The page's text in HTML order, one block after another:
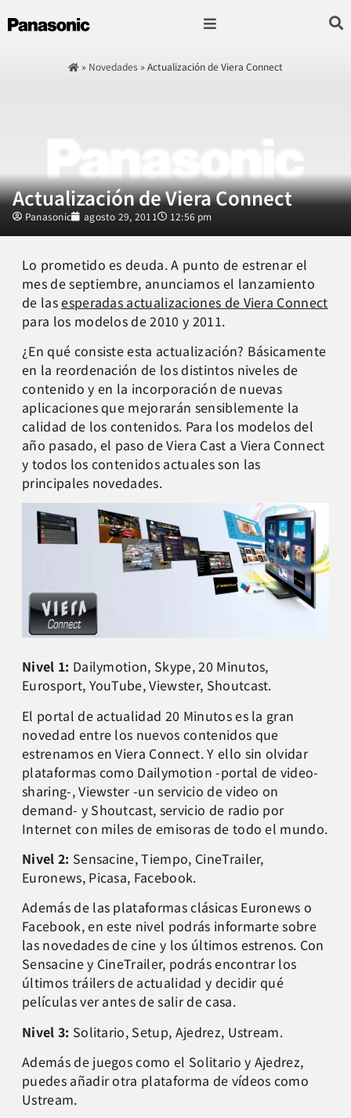
» Novedades »Actualización de Viera Connect
Actualización de Viera Connect
Panasonic agosto 29, 2011 12:56 pm
Lo prometido es deuda. A punto de estrenar el
mes de septiembre, anunciamos el lanzamiento
de lasesperadas actualizaciones de Viera Connect
para los modelos de 2010 y 2011.
¿En qué consiste esta actualización? Básicamente
en la reordenación de los distintos niveles de
contenido y en la incorporación de nuevas
aplicaciones que mejorarán sensiblemente la
calidad de los contenidos. Para los modelos del
año pasado, el paso de Viera Cast a Viera Connect
y todos los contenidos actuales son las
principales novedades.
Nivel 1: Dailymotion, Skype, 20 Minutos,
Eurosport, YouTube, Viewster, Shoutcast.
El portal de actualidad 20 Minutos es la gran
novedad entre los nuevos contenidos que
estrenamos en Viera Connect. Y ello sin olvidar
plataformas como Dailymotion -portal de video-
sharing-, Viewster -un servicio de video on
demand- y Shoutcast, servicio de radio por
Internet con miles de emisoras de todo el mundo.
Nivel 2: Sensacine, Tiempo, CineTrailer,
Euronews, Picasa, Facebook.
Además de las plataformas clásicas Euronews o
Facebook, en este nivel podrás informarte sobre
las novedades de cine y los últimos estrenos. Con
Sensacine y CineTrailer, podrás encontrar los
últimos tráilers de actualidad y decidir qué
películas ver antes de salir de casa.
Nivel 3: Solitario, Setup, Ajedrez, Ustream.
Además de juegos como el Solitario y Ajedrez,
puedes añadir otra plataforma de vídeos como
Ustream.